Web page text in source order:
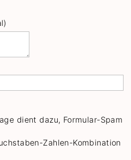
dient dazu, Formular-Spam
Zahlen-Kombination